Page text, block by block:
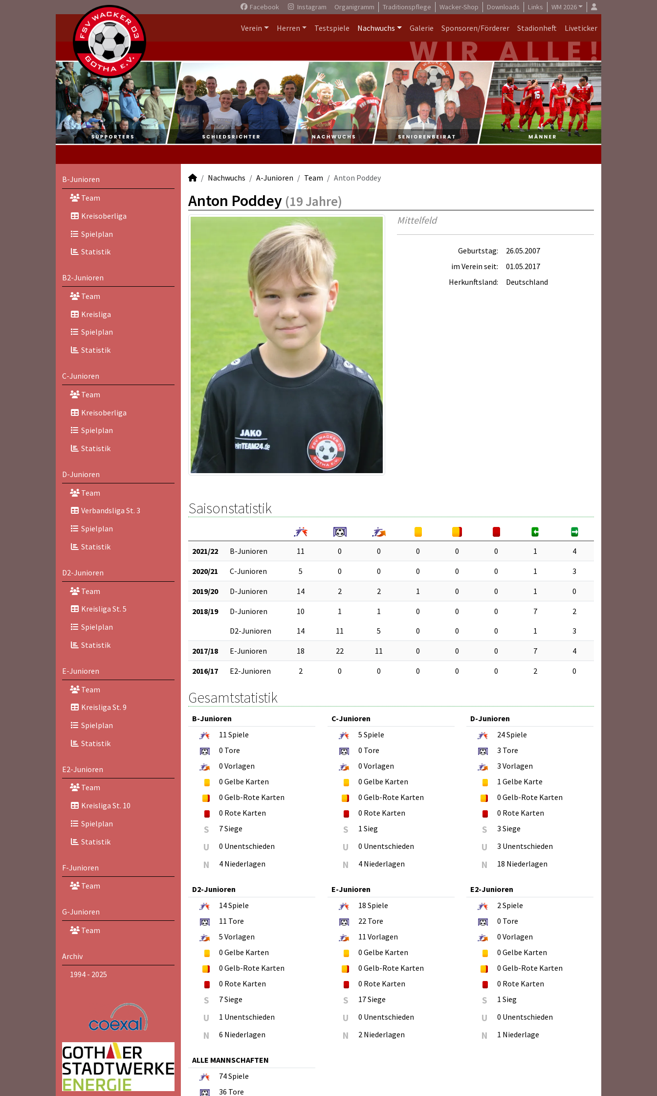
Facebook Instagram Organigramm Traditionspflege Wacker-Shop Downloads Links WM 2026
Verein Herren Testspiele Nachwuchs Galerie Sponsoren/Förderer Stadionheft Liveticker
B-Junioren
Team
Kreisoberliga
Spielplan
Statistik
B2-Junioren
Team
Kreisliga
Spielplan
Statistik
C-Junioren
Team
Kreisoberliga
Spielplan
Statistik
D-Junioren
Team
Verbandsliga St. 3
Spielplan
Statistik
D2-Junioren
Team
Kreisliga St. 5
Spielplan
Statistik
E-Junioren
Team
Kreisliga St. 9
Spielplan
Statistik
E2-Junioren
Team
Kreisliga St. 10
Spielplan
Statistik
F-Junioren
Team
G-Junioren
Team
Archiv
1994 - 2025
Nachwuchs A-Junioren Team Anton Poddey
Anton Poddey (19 Jahre)
Mittelfeld
Geburtstag:
26.05.2007
im Verein seit:
01.05.2017
Herkunftsland:
Deutschland
Saisonstatistik
2021/22 B-Junioren 11 0 0 0 0 0 1 4
2020/21 C-Junioren 5 0 0 0 0 0 1 3
2019/20 D-Junioren 14 2 2 1 0 0 1 0
2018/19 D-Junioren 10 1 1 0 0 0 7
2
D2-Junioren
14 11 5 0 0 0 1 3
2017/18 E-Junioren 18 22 11 0 0 0 7 4
2016/17 E2-Junioren 2 0 0 0 0 0 2 0
Gesamtstatistik
B-Junioren
11 Spiele
0 Tore
0 Vorlagen
0 Gelbe Karten
0 Gelb-Rote Karten
0 Rote Karten
S 7 Siege
U 0 Unentschieden
N 4 Niederlagen
C-Junioren
5 Spiele
0 Tore
0 Vorlagen
0 Gelbe Karten
0 Gelb-Rote Karten
0 Rote Karten
S 1 Sieg
U 0 Unentschieden
N 4 Niederlagen
D-Junioren
24Spiele
3 Tore
3 Vorlagen
1 Gelbe Karte
0 Gelb-Rote Karten
0 Rote Karten
S 3 Siege
U 3 Unentschieden
N 18 Niederlagen
D2-Junioren
14Spiele
11 Tore
5 Vorlagen
0 Gelbe Karten
0 Gelb-Rote Karten
0 Rote Karten
S 7 Siege
U 1 Unentschieden
N 6 Niederlagen
E-Junioren
18 Spiele
22Tore
11 Vorlagen
0 Gelbe Karten
0 Gelb-Rote Karten
0 Rote Karten
S 17 Siege
U 0 Unentschieden
N 2 Niederlagen
E2-Junioren
2Spiele
0 Tore
0 Vorlagen
0 Gelbe Karten
0 Gelb-Rote Karten
0 Rote Karten
S 1 Sieg
U 0 Unentschieden
N 1 Niederlage
ALLE MANNSCHAFTEN
74Spiele
36 Tore